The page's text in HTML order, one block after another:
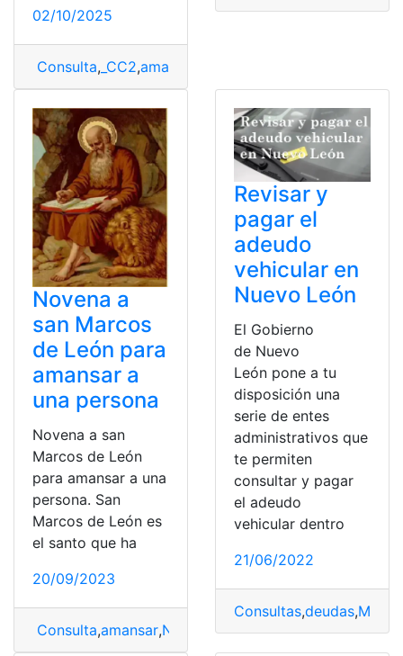
02/10/2025
Consulta, _CC2,amansar
Novena a
san Marcos
de León para
amansar a
una persona
Novena a san
Marcos de León
para amansar a una
persona. San
Marcos de León es
el santo que ha
20/09/2023
Consulta,amansar,Novena ,Oración para amansar
Revisar y
pagar el
adeudo
vehicular en
Nuevo León
El Gobierno
de Nuevo
León pone a tu
disposición una
serie de entes
administrativos que
te permiten
consultar y pagar
el adeudo
vehicular dentro
21/06/2022
Consultas,deudas,